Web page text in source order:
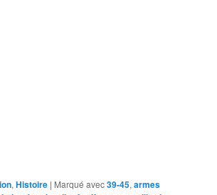
,Histoire | Marqué avec39-45,armes